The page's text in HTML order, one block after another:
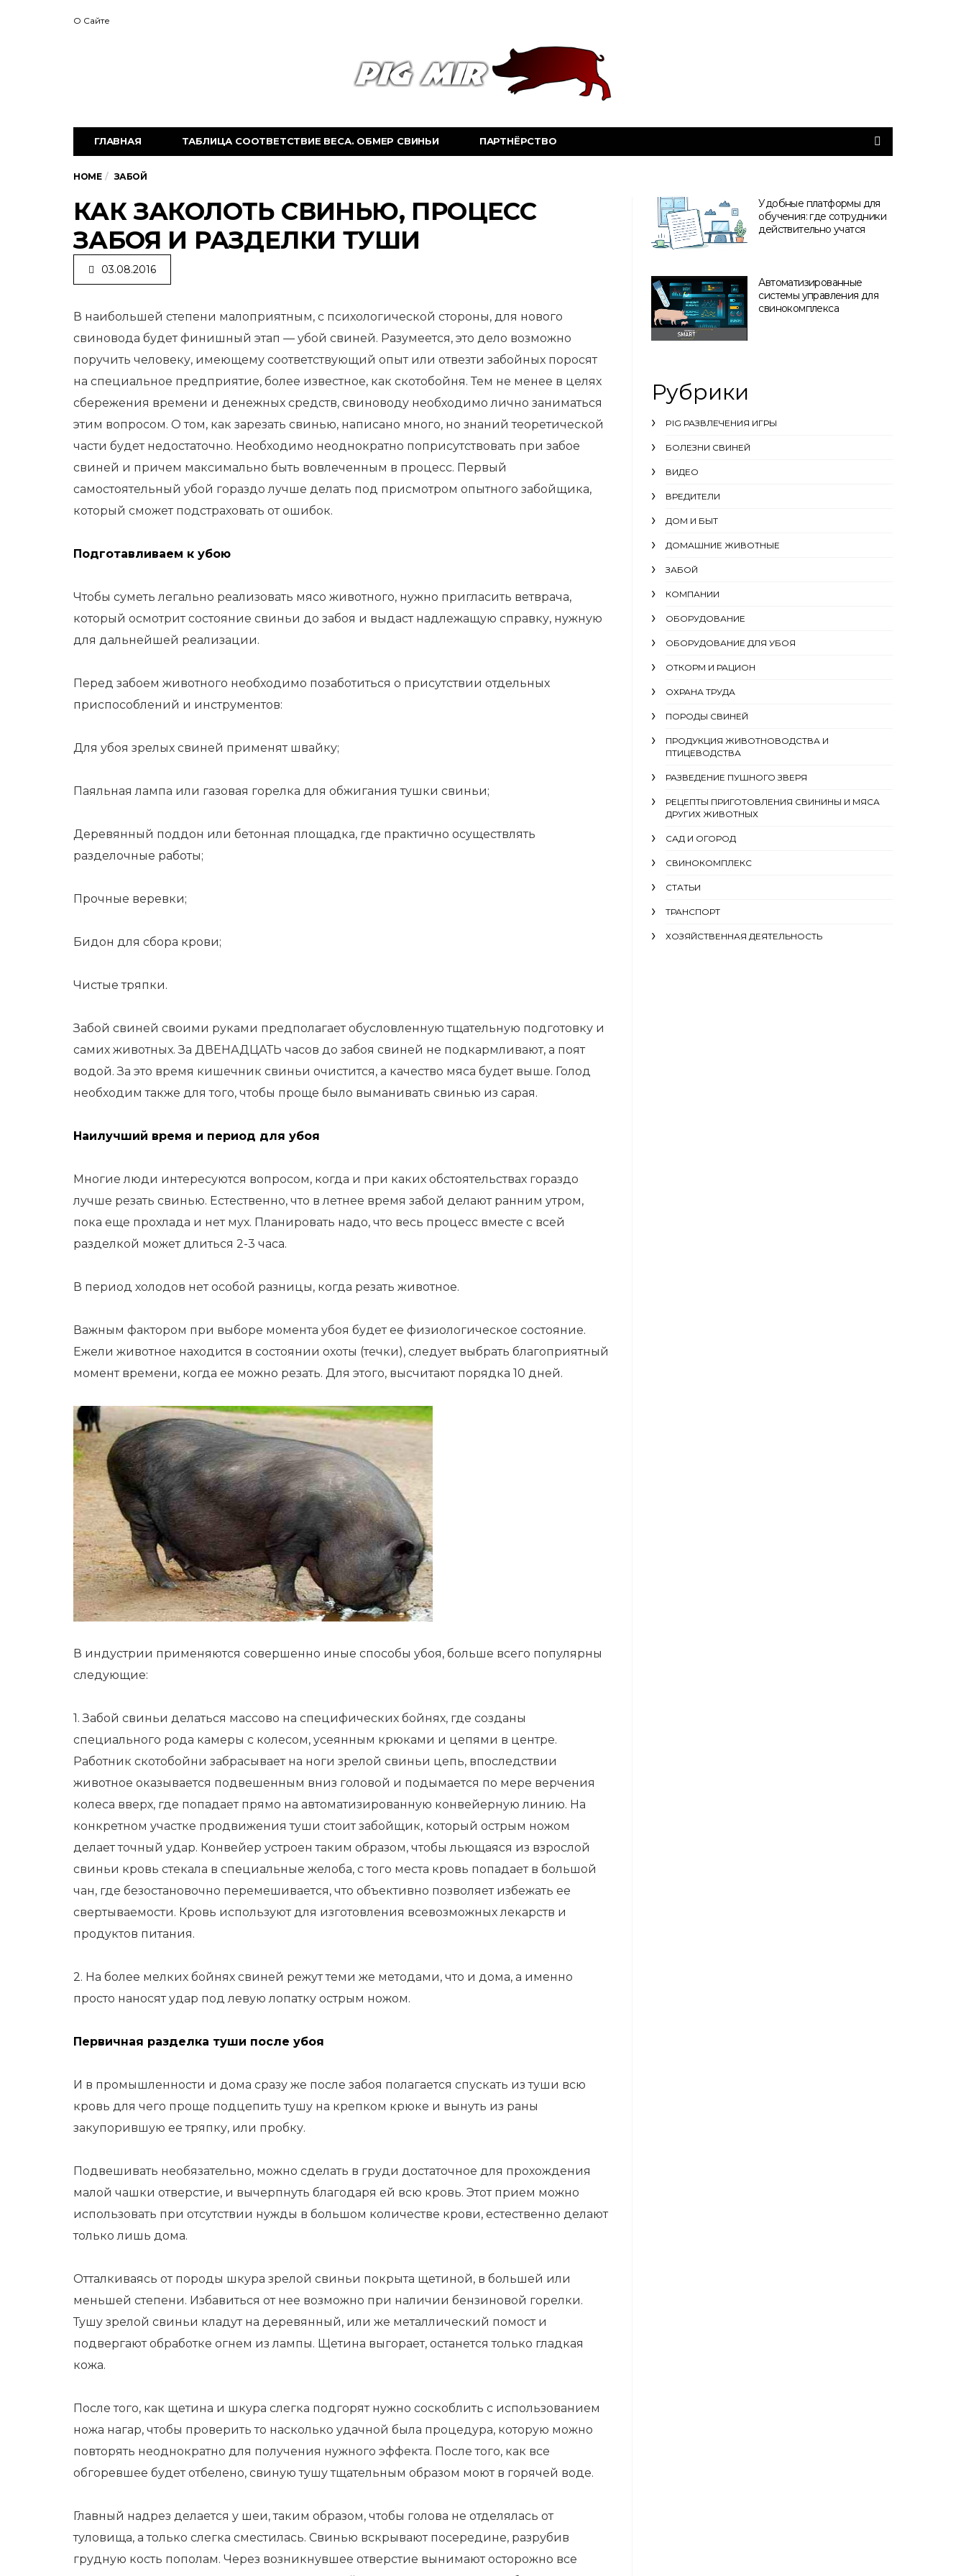
О Сайте
ГЛАВНАЯ ТАБЛИЦА СООТВЕТСТВИЕ ВЕСА. ОБМЕР СВИНЬИ ПАРТНЁРСТВО
HOME ЗАБОЙ
КАК ЗАКОЛОТЬ СВИНЬЮ, ПРОЦЕСС
ЗАБОЯ И РАЗДЕЛКИ ТУШИ
03.08.2016
В наибольшей степени малоприятным, с психологической стороны, для нового
свиновода будет финишный этап — убой свиней. Разумеется, это дело возможно
поручить человеку, имеющему соответствующий опыт или отвезти забойных поросят
на специальное предприятие, более известное, как скотобойня. Тем не менее в целях
сбережения времени и денежных средств, свиноводу необходимо лично заниматься
этим вопросом. О том, как зарезать свинью, написано много, но знаний теоретической
части будет недостаточно. Необходимо неоднократно поприсутствовать при забое
свиней и причем максимально быть вовлеченным в процесс. Первый
самостоятельный убой гораздо лучше делать под присмотром опытного забойщика,
который сможет подстраховать от ошибок.
Подготавливаем к убою
Чтобы суметь легально реализовать мясо животного, нужно пригласить ветврача,
который осмотрит состояние свиньи до забоя и выдаст надлежащую справку, нужную
для дальнейшей реализации.
Перед забоем животного необходимо позаботиться о присутствии отдельных
приспособлений и инструментов:
Для убоя зрелых свиней применят швайку;
Паяльная лампа или газовая горелка для обжигания тушки свиньи;
Деревянный поддон или бетонная площадка, где практично осуществлять
разделочные работы;
Прочные веревки;
Бидон для сбора крови;
Чистые тряпки.
Забой свиней своими руками предполагает обусловленную тщательную подготовку и
самих животных. За ДВЕНАДЦАТЬ часов до забоя свиней не подкармливают, а поят
водой. За это время кишечник свиньи очистится, а качество мяса будет выше. Голод
необходим также для того, чтобы проще было выманивать свинью из сарая.
Наилучший время и период для убоя
Многие люди интересуются вопросом, когда и при каких обстоятельствах гораздо
лучше резать свинью. Естественно, что в летнее время забой делают ранним утром,
пока еще прохлада и нет мух. Планировать надо, что весь процесс вместе с всей
разделкой может длиться 2-3 часа.
В период холодов нет особой разницы, когда резать животное.
Важным фактором при выборе момента убоя будет ее физиологическое состояние.
Ежели животное находится в состоянии охоты (течки), следует выбрать благоприятный
момент времени, когда ее можно резать. Для этого, высчитают порядка 10 дней.
В индустрии применяются совершенно иные способы убоя, больше всего популярны
следующие:
1. Забой свиньи делаться массово на специфических бойнях, где созданы
специального рода камеры с колесом, усеянным крюками и цепями в центре.
Работник скотобойни забрасывает на ноги зрелой свиньи цепь, впоследствии
животное оказывается подвешенным вниз головой и подымается по мере верчения
колеса вверх, где попадает прямо на автоматизированную конвейерную линию. На
конкретном участке продвижения туши стоит забойщик, который острым ножом
делает точный удар. Конвейер устроен таким образом, чтобы льющаяся из взрослой
свиньи кровь стекала в специальные желоба, с того места кровь попадает в большой
чан, где безостановочно перемешивается, что объективно позволяет избежать ее
свертываемости. Кровь используют для изготовления всевозможных лекарств и
продуктов питания.
2. На более мелких бойнях свиней режут теми же методами, что и дома, а именно
просто наносят удар под левую лопатку острым ножом.
Первичная разделка туши после убоя
И в промышленности и дома сразу же после забоя полагается спускать из туши всю
кровь для чего проще подцепить тушу на крепком крюке и вынуть из раны
закупорившую ее тряпку, или пробку.
Подвешивать необязательно, можно сделать в груди достаточное для прохождения
малой чашки отверстие, и вычерпнуть благодаря ей всю кровь. Этот прием можно
использовать при отсутствии нужды в большом количестве крови, естественно делают
только лишь дома.
Отталкиваясь от породы шкура зрелой свиньи покрыта щетиной, в большей или
меньшей степени. Избавиться от нее возможно при наличии бензиновой горелки.
Тушу зрелой свиньи кладут на деревянный, или же металлический помост и
подвергают обработке огнем из лампы. Щетина выгорает, останется только гладкая
кожа.
После того, как щетина и шкура слегка подгорят нужно соскоблить с использованием
ножа нагар, чтобы проверить то насколько удачной была процедура, которую можно
повторять неоднократно для получения нужного эффекта. После того, как все
обгоревшее будет отбелено, свиную тушу тщательным образом моют в горячей воде.
Главный надрез делается у шеи, таким образом, чтобы голова не отделялась от
туловища, а только слегка сместилась. Свинью вскрывают посередине, разрубив
грудную кость пополам. Через возникнувшее отверстие вынимают осторожно все
Удобные платформы для
обучения: где сотрудники
действительно учатся
Автоматизированные
системы управления для
свинокомплекса
Рубрики
PIG РАЗВЛЕЧЕНИЯ ИГРЫ
БОЛЕЗНИ СВИНЕЙ
ВИДЕО
ВРЕДИТЕЛИ
ДОМ И БЫТ
ДОМАШНИЕ ЖИВОТНЫЕ
ЗАБОЙ
КОМПАНИИ
ОБОРУДОВАНИЕ
ОБОРУДОВАНИЕ ДЛЯ УБОЯ
ОТКОРМ И РАЦИОН
ОХРАНА ТРУДА
ПОРОДЫ СВИНЕЙ
ПРОДУКЦИЯ ЖИВОТНОВОДСТВА И
ПТИЦЕВОДСТВА
РАЗВЕДЕНИЕ ПУШНОГО ЗВЕРЯ
РЕЦЕПТЫ ПРИГОТОВЛЕНИЯ СВИНИНЫ И МЯСА
ДРУГИХ ЖИВОТНЫХ
САД И ОГОРОД
СВИНОКОМПЛЕКС
СТАТЬИ
ТРАНСПОРТ
ХОЗЯЙСТВЕННАЯ ДЕЯТЕЛЬНОСТЬ